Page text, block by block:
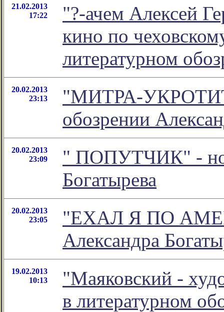
21.02.2013
17:22
"?-ачем Алексей
кино по
литературном
20.02.2013
23:13
"МИТРА-
обозрении
20.02.2013
23:09
" ПОПУТЧИК" -
Богатырева
20.02.2013
23:05
"ЕХАЛ Я ПО
Александра
19.02.2013
10:13
"Маяковский -
в литературном